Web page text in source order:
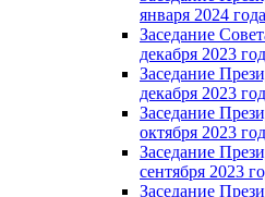
января 2024 года
Заседание
декабря 2023
Заседание
декабря 2023
Заседание
октября 2023
Заседание
сентября 2023
Заседание